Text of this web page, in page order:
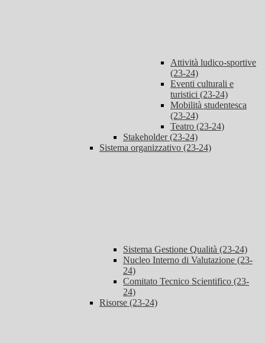
Attività ludico-sportive
(23-24)
Eventi culturali e
turistici (23-24)
Mobilità studentesca
(23-24)
Teatro (23-24)
Stakeholder (23-24)
Sistema organizzativo (23-24)
Sistema Gestione Qualità (23-24)
Nucleo Interno di Valutazione (23-
24)
Comitato Tecnico Scientifico (23-
24)
Risorse (23-24)